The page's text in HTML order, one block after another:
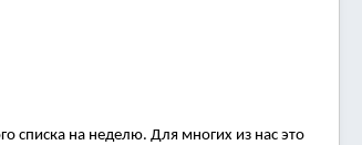
списка на неделю. Для многих из нас это